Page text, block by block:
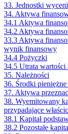
33. Jednostki
34. Aktywa
34.1 Aktywa
34.2 Aktywa
33.3 Aktywa
wynik finansowy
34.4 Pożyczki
34.5 Utrata
35. Należności
36. Środki
37. Aktywa
38. Wyemitowany
przypadające
38.1 Kapitał
38.2 Pozostałe